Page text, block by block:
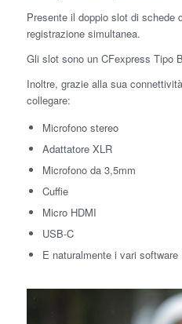
Presente il doppio slot di schede
registrazione simultanea.
Gli slot sono un CFexpress Tipo
Inoltre, grazie alla sua
collegare:
Microfono stereo
Adattatore XLR
Microfono da 3,5mm
Cuffie
Micro HDMI
USB-C
E naturalmente i vari software